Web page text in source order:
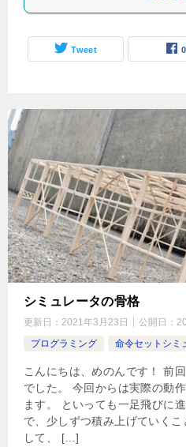
Tweet 0
シミュレータの骨格
更新日： 2021年3月23日 公開日：
プログラミング
命令セットシミ
こんにちは、めのんです！ 前
でした。 今回からは実際の動
ます。 といっても一足飛びに
で、少しずつ積み上げていく
して、 […]